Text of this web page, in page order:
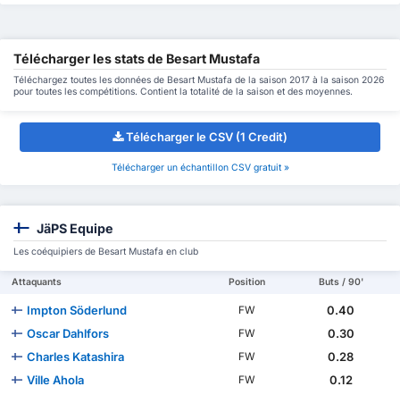
Télécharger les stats de Besart Mustafa
Téléchargez toutes les données de Besart Mustafa de la saison 2017 à la saison 2026
pour toutes les compétitions. Contient la totalité de la saison et des moyennes.
Télécharger le CSV (1 Credit)
Télécharger un échantillon CSV gratuit »
JäPS Equipe
Les coéquipiers de Besart Mustafa en club
Attaquants Position Buts / 90'
Impton Söderlund FW
0.40
Oscar Dahlfors
FW
0.30
Charles Katashira
FW
0.28
Ville Ahola
FW
0.12